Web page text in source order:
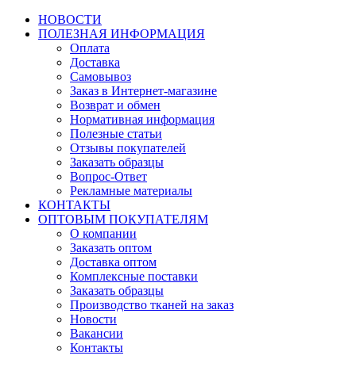
НОВОСТИ
ПОЛЕЗНАЯ ИНФОРМАЦИЯ
Оплата
Доставка
Самовывоз
Заказ в Интернет-магазине
Возврат и обмен
Нормативная информация
Полезные статьи
Отзывы покупателей
Заказать образцы
Вопрос-Ответ
Рекламные материалы
КОНТАКТЫ
ОПТОВЫМ ПОКУПАТЕЛЯМ
О компании
Заказать оптом
Доставка оптом
Комплексные поставки
Заказать образцы
Производство тканей на заказ
Новости
Вакансии
Контакты